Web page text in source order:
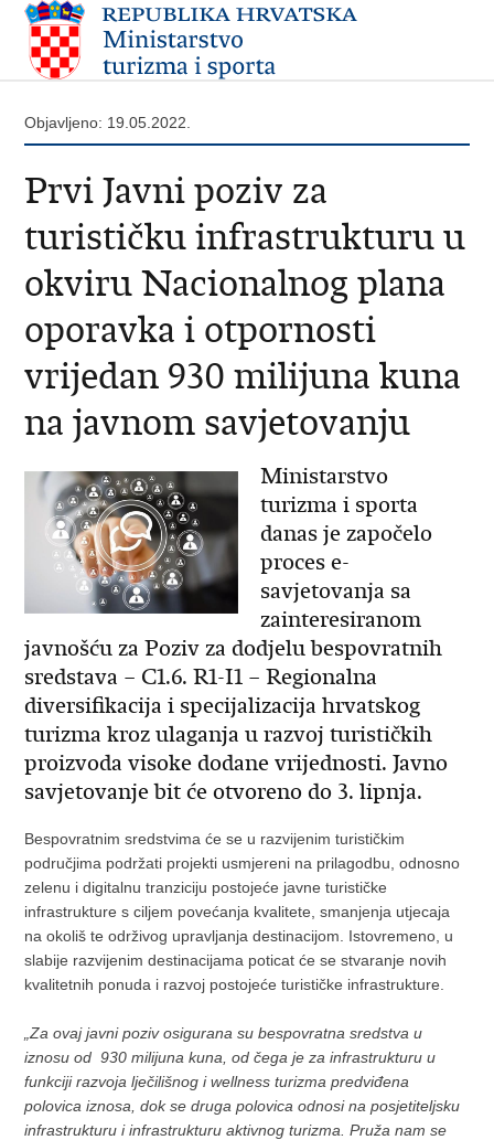
Objavljeno: 19.05.2022.
Prvi Javni poziv za
turističku infrastrukturu u
okviru Nacionalnog plana
oporavka i otpornosti
vrijedan 930 milijuna kuna
na javnom savjetovanju
Ministarstvo
turizma i sporta
danas je započelo
proces e-
savjetovanja sa
zainteresiranom
javnošću za Poziv za dodjelu bespovratnih
sredstava – C1.6. R1-I1 – Regionalna
diversifikacija i specijalizacija hrvatskog
turizma kroz ulaganja u razvoj turističkih
proizvoda visoke dodane vrijednosti. Javno
savjetovanje bit će otvoreno do 3. lipnja.
Bespovratnim sredstvima će se u razvijenim turističkim
područjima podržati projekti usmjereni na prilagodbu, odnosno
zelenu i digitalnu tranziciju postojeće javne turističke
infrastrukture s ciljem povećanja kvalitete, smanjenja utjecaja
na okoliš te održivog upravljanja destinacijom. Istovremeno, u
slabije razvijenim destinacijama poticat će se stvaranje novih
kvalitetnih ponuda i razvoj postojeće turističke infrastrukture.
„Za ovaj javni poziv osigurana su bespovratna sredstva u
iznosu od 930 milijuna kuna, od čega je za infrastrukturu u
funkciji razvoja lječilišnog i wellness turizma predviđena
polovica iznosa, dok se druga polovica odnosi na posjetiteljsku
infrastrukturu i infrastrukturu aktivnog turizma. Pruža nam se